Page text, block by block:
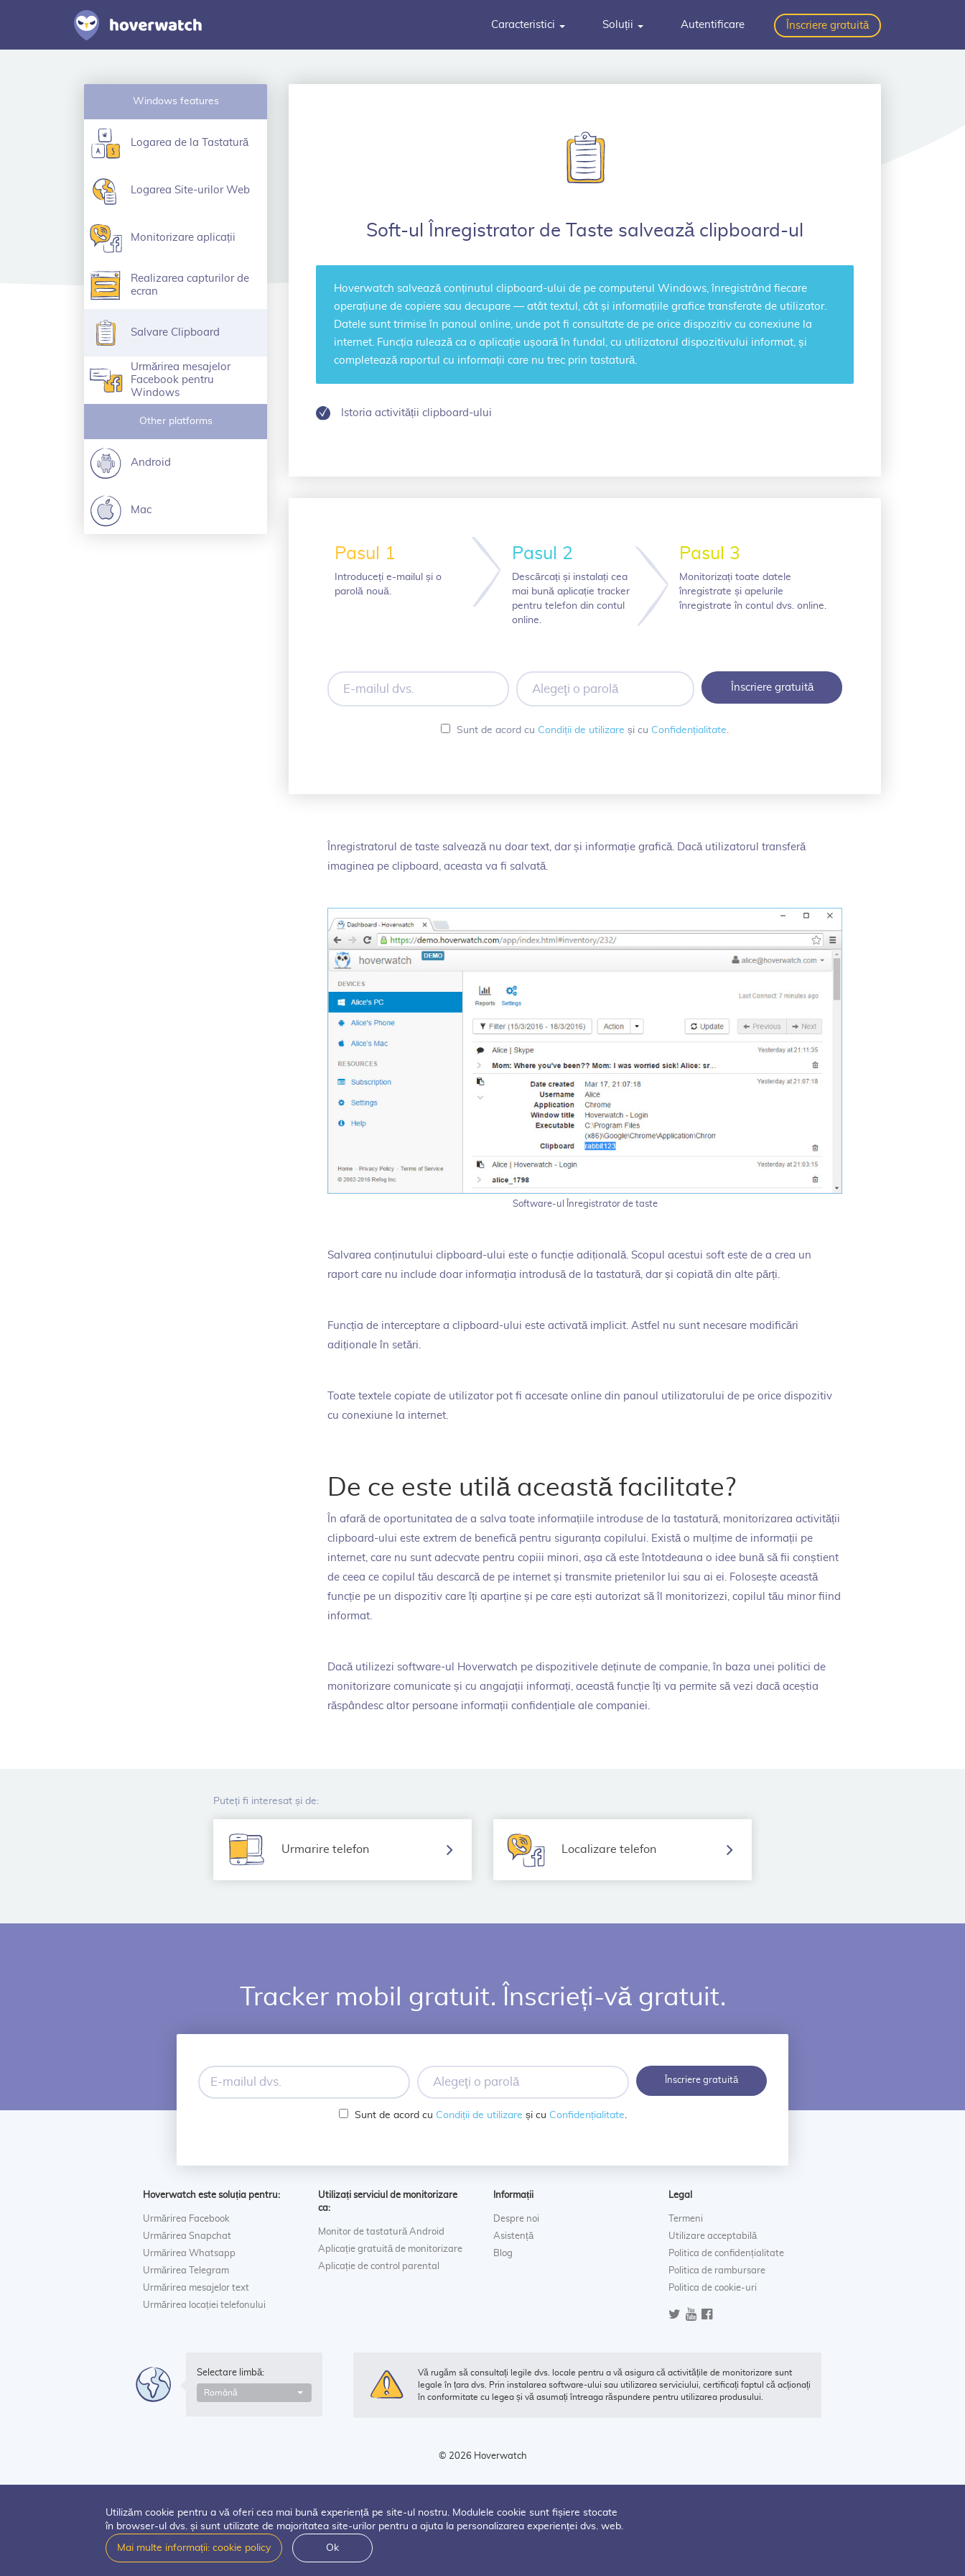
Caracteristici Soluții Autentificare Înscriere gratuită
Windows features
Logarea de la Tastatură
Logarea Site-urilor Web
Monitorizare aplicații
Realizarea capturilor de
ecran
Salvare Clipboard
Urmărirea mesajelor
Facebook pentru
Windows
Other platforms
Android
Mac
Soft-ul Înregistrator de Taste salvează clipboard-ul
Hoverwatch salvează conținutul clipboard-ului de pe computerul Windows, înregistrând fiecare
operațiune de copiere sau decupare — atât textul, cât și informațiile grafice transferate de utilizator.
Datele sunt trimise în panoul online, unde pot fi consultate de pe orice dispozitiv cu conexiune la
internet. Funcția rulează ca o aplicație ușoară în fundal, cu utilizatorul dispozitivului informat, și
completează raportul cu informații care nu trec prin tastatură.
Istoria activității clipboard-ului
Pasul 1
Introduceți e-mailul și o
parolă nouă.
Pasul 2
Descărcați și instalați cea
mai bună aplicație tracker
pentru telefon din contul
online.
Pasul 3
Monitorizați toate datele
înregistrate și apelurile
înregistrate în contul dvs. online.
E-
mailul
dvs.
Alegeţi
o
parolă
Sunt de acord cu Condiții de utilizare și cu Confidențialitate
Înregistratorul de taste salvează nu doar text, dar și informație grafică. Dacă utilizatorul transferă
imaginea pe clipboard, aceasta va fi salvată.
Software-ul Înregistrator de taste
Salvarea conținutului clipboard-ului este o funcție adițională. Scopul acestui soft este de a crea un
raport care nu include doar informația introdusă de la tastatură, dar și copiată din alte părți.
Funcția de interceptare a clipboard-ului este activată implicit. Astfel nu sunt necesare modificări
adiționale în setări.
Toate textele copiate de utilizator pot fi accesate online din panoul utilizatorului de pe orice dispozitiv
cu conexiune la internet.
De ce este utilă această facilitate?
În afară de oportunitatea de a salva toate informațiile introduse de la tastatură, monitorizarea activității
clipboard-ului este extrem de benefică pentru siguranța copilului. Există o mulțime de informații pe
internet, care nu sunt adecvate pentru copiii minori, așa că este întotdeauna o idee bună să fii conștient
de ceea ce copilul tău descarcă de pe internet și transmite prietenilor lui sau ai ei. Folosește această
funcție pe un dispozitiv care îți aparține și pe care ești autorizat să îl monitorizezi, copilul tău minor fiind
informat.
Dacă utilizezi software-ul Hoverwatch pe dispozitivele deținute de companie, în baza unei politici de
monitorizare comunicate și cu angajații informați, această funcție îți va permite să vezi dacă aceștia
răspândesc altor persoane informații confidențiale ale companiei.
Puteți fi interesat și de:
Urmarire telefon Localizare telefon
Tracker mobil gratuit. Înscrieți-vă gratuit.
E-
mailul
Înscriere gratuită
Sunt de acord cu Condiții de utilizare și cu Confidențialitate.
Hoverwatch este soluția pentru:
Urmărirea Facebook
Urmărirea Snapchat
Urmărirea Whatsapp
Urmărirea Telegram
Urmărirea mesajelor text
Urmărirea locației telefonului
Utilizați serviciul de monitorizare
ca:
Monitor de tastatură Android
Aplicație gratuită de monitorizare
Aplicație de control parental
Informații
Despre noi
Asistență
Blog
Legal
Termeni
Utilizare acceptabilă
Politica de confidențialitate
Politica de rambursare
Politica de cookie-uri
Selectare limbă:
Română
Vă rugăm să consultați legile dvs. locale pentru a vă asigura că activitățile de monitorizare sunt
legale în țara dvs. Prin instalarea software-ului sau utilizarea serviciului, certificați faptul că acționați
în conformitate cu legea și vă asumați întreaga răspundere pentru utilizarea produsului.
© 2026 Hoverwatch
Utilizăm cookie pentru a vă oferi cea mai bună experiență pe site-ul nostru. Modulele cookie sunt fișiere stocate
în browser-ul dvs. și sunt utilizate de majoritatea site-urilor pentru a ajuta la personalizarea experienței dvs. web.
Mai multe informații: cookie policy Ok